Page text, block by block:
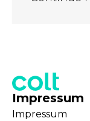
Impressum
Impressum